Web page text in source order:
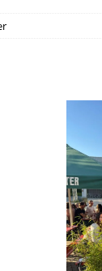
September 2025 ]